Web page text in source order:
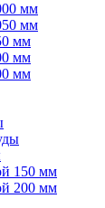
мм
мм
мм
мм
мм
150 мм
200 мм